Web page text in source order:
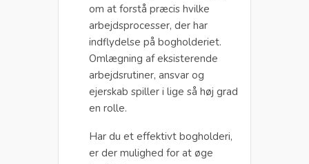
om at forstå præcis hvilke
arbejdsprocesser, der har
indflydelse på bogholderiet.
Omlægning af eksisterende
arbejdsrutiner, ansvar og
ejerskab spiller i lige så høj grad
en rolle.
Har du et effektivt bogholderi,
er der mulighed for at øge